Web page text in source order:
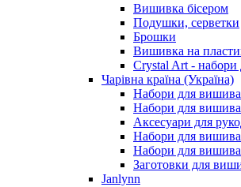
Вишивка бісером
Подушки, серветки
Брошки
Вишивка на
Crystal Art -
Чарівна країна (Україна)
Набори для
Набори для
Аксесуари для
Набори для
Набори для
Заготовки для
Janlynn